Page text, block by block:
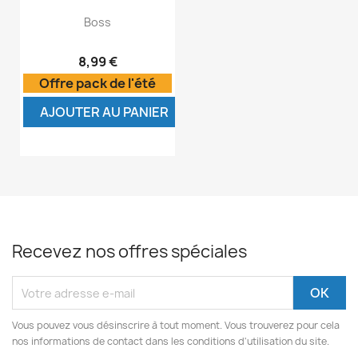
Boss
8,99 €
Offre pack de l'été
AJOUTER AU PANIER
Recevez nos offres spéciales
Vous pouvez vous désinscrire à tout moment. Vous trouverez pour cela
nos informations de contact dans les conditions d'utilisation du site.